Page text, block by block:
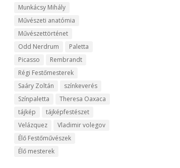
Munkácsy Mihály
Művészeti anatómia
Művészettörténet
Odd Nerdrum
Paletta
Picasso
Rembrandt
Régi Festőmesterek
Saáry Zoltán
színkeverés
Színpaletta
Theresa Oaxaca
tájkép
tájképfestészet
Velázquez
Vladimir volegov
Élő Festőművészek
Élő mesterek